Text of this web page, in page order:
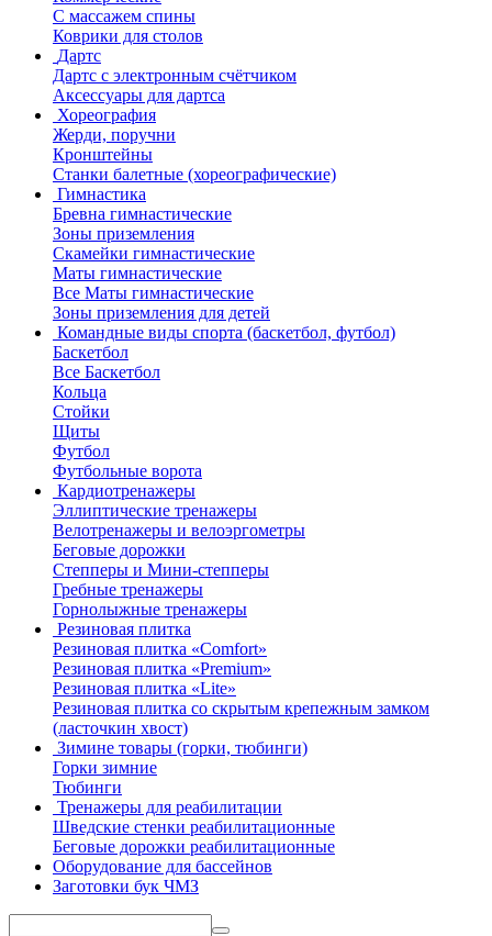
С массажем спины
Коврики для столов
Дартс
Дартс с электронным счётчиком
Аксессуары для дартса
Хореография
Жерди, поручни
Кронштейны
Станки балетные (хореографические)
Гимнастика
Бревна гимнастические
Зоны приземления
Скамейки гимнастические
Маты гимнастические
Все Маты гимнастические
Зоны приземления для детей
Командные виды спорта (баскетбол, футбол)
Баскетбол
Все Баскетбол
Кольца
Стойки
Щиты
Футбол
Футбольные ворота
Кардиотренажеры
Эллиптические тренажеры
Велотренажеры и велоэргометры
Беговые дорожки
Степперы и Мини-степперы
Гребные тренажеры
Горнолыжные тренажеры
Резиновая плитка
Резиновая плитка «Comfort»
Резиновая плитка «Premium»
Резиновая плитка «Lite»
Резиновая плитка со скрытым крепежным замком
(ласточкин хвост)
Зимине товары (горки, тюбинги)
Горки зимние
Тюбинги
Тренажеры для реабилитации
Шведские стенки реабилитационные
Беговые дорожки реабилитационные
Оборудование для бассейнов
Заготовки бук ЧМЗ